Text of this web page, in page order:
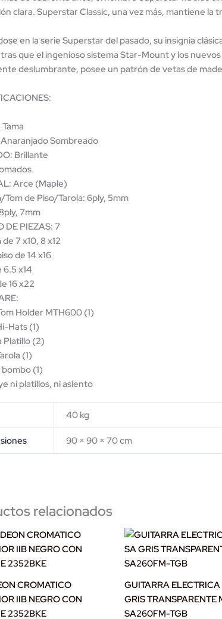
clara. Superstar Classic, una vez más, mantiene la
en la serie Superstar del pasado, su insignia
que el ingenioso sistema Star-Mount y los
deslumbrante, posee un patrón de vetas de
Sombreado
Brillante
Arce (Maple)
Tom de Piso/Tarola: 6ply, 5mm
7mm
DE PIEZAS: 7
de 7 x10, 8 x12
de 14 x16
6.5 x14
16 x22
Holder MTH600 (1)
Hats (1)
Platillo (2)
(1)
(1)
ni platillos, ni asiento
40 kg
90 × 90 × 70 cm
relacionados
CROMATICO
IIB NEGRO CON
2352BKE
GUITARRA
GRIS TRANSPARENTE
SA260FM-TGB